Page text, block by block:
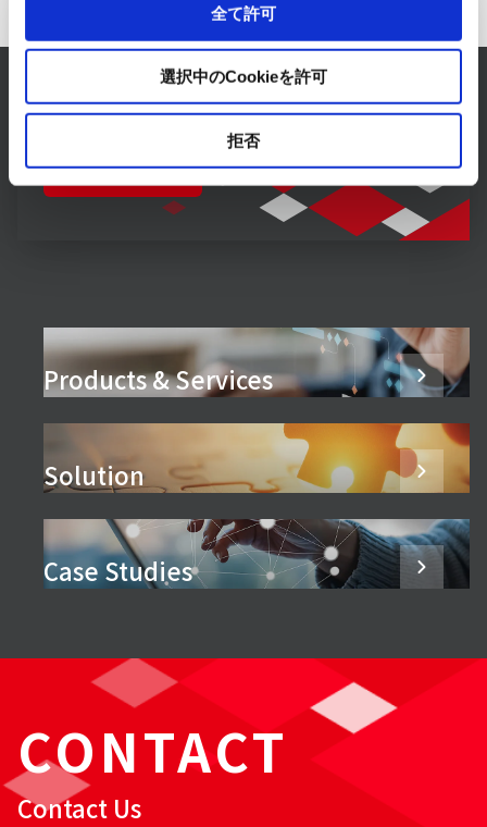
全て許可
選択中のCookieを許可
拒否
Inquiry to Electronics Business
RYODEN solves any concerns about Electronics.
Please feel free to consult with us.
READ MORE
Products & Services
Solution
Case Studies
CONTACT
Contact Us